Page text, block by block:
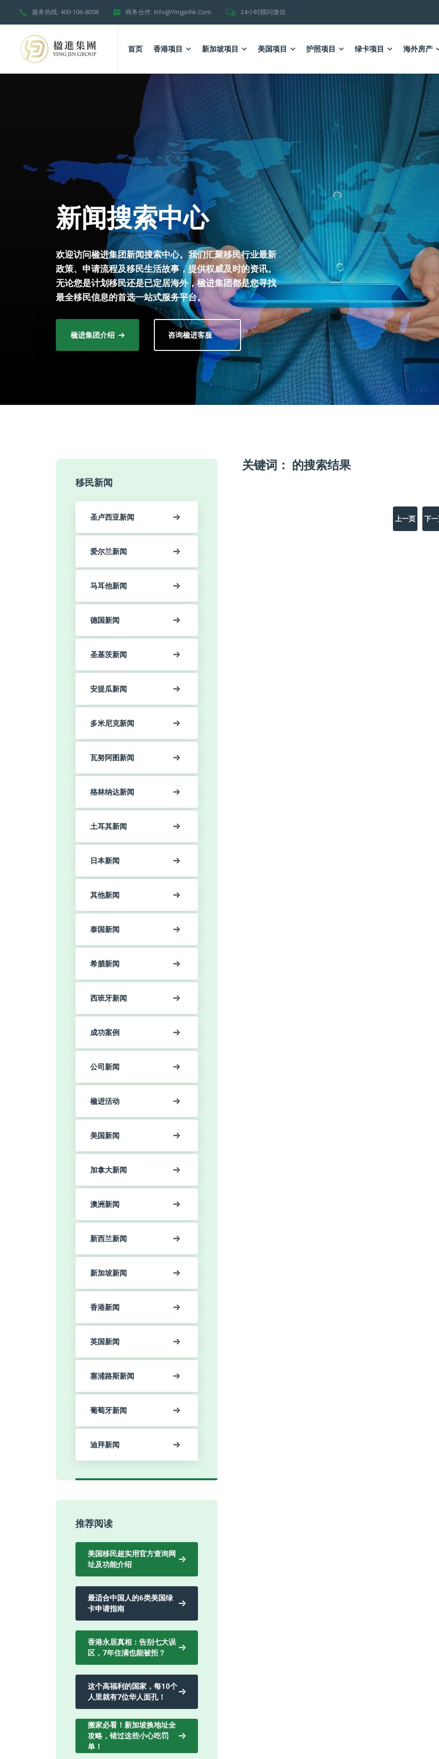
服务热线: 400-106-8058 商务合作: Info@yingjinhk.com 24小时顾问微信
首页 香港项目 新加坡项目 美国项目 护照项目 绿卡项目 海外房产
新闻搜索中心
欢迎访问楹进集团新闻搜索中心。我们汇聚移民行业最新
政策、申请流程及移民生活故事，提供权威及时的资讯。
无论您是计划移民还是已定居海外，楹进集团都是您寻找
最全移民信息的首选一站式服务平台。
楹进集团介绍 咨询楹进客服
移民新闻
圣卢西亚新闻
爱尔兰新闻
马耳他新闻
德国新闻
圣基茨新闻
安提瓜新闻
多米尼克新闻
瓦努阿图新闻
格林纳达新闻
土耳其新闻
日本新闻
其他新闻
泰国新闻
希腊新闻
西班牙新闻
成功案例
公司新闻
楹进活动
美国新闻
加拿大新闻
澳洲新闻
新西兰新闻
新加坡新闻
香港新闻
英国新闻
塞浦路斯新闻
葡萄牙新闻
迪拜新闻
推荐阅读
美国移民超实用官方查询网
址及功能介绍
最适合中国人的6类美国绿
卡申请指南
香港永居真相：告别七大误
区，7年住满也能被拒？
这个高福利的国家，每10个
人里就有7位华人面孔！
搬家必看！新加坡换地址全
攻略，错过这些小心吃罚
单！
关键词： 的搜索结果
上一页 下